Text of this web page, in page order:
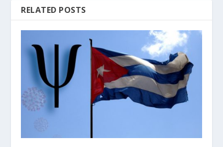
RELATED POSTS